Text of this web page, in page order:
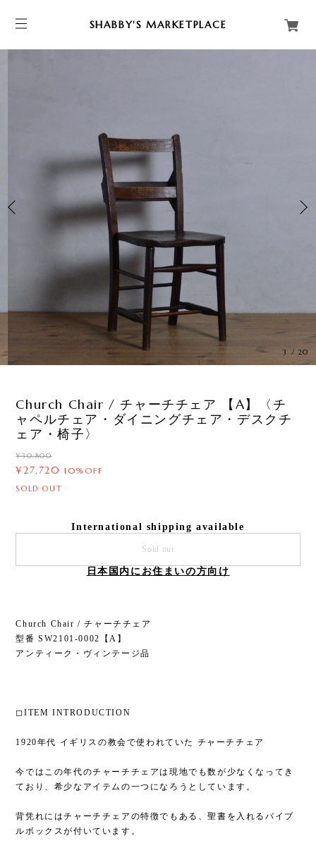
SHABBY'S MARKETPLACE
3 / 20
Church Chair / チャーチチェア 【A】〈チ
ャペルチェア・ダイニングチェア・デスクチ
ェア・椅子〉
¥30,800
¥27,720 10%OFF
SOLD OUT
International shipping available
Sold out
日本国内にお住まいの方向け
Church Chair / チャーチチェア
型番 SW2101-0002【A】
アンティーク・ヴィンテージ品
◻︎ITEM INTRODUCTION
1920年代 イギリスの教会で使われていた チャーチチェア
今ではこの年代のチャーチチェアは現地でも数が少なくなってき
ており、希少なアイテムの一つになろうとしています。
背凭れにはチャーチチェアの特徴でもある、聖書を入れるバイブ
ルボックスが付いています。